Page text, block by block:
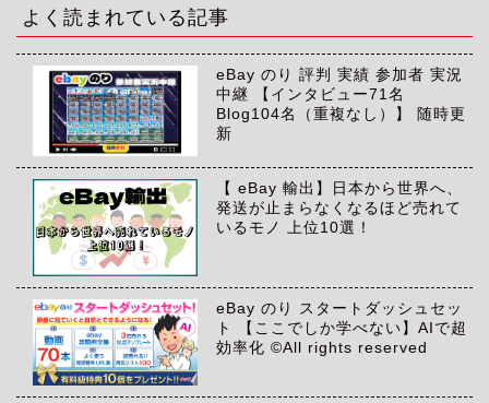
ブ
よく読まれている記事
eBay のり 評判 実績 参加者 実況
中継 【インタビュー71名
Blog104名（重複なし）】 随時更
新
【 eBay 輸出】日本から世界へ、
発送が止まらなくなるほど売れて
いるモノ 上位10選！
eBay のり スタートダッシュセッ
ト 【ここでしか学べない】AIで超
効率化 ©All rights reserved